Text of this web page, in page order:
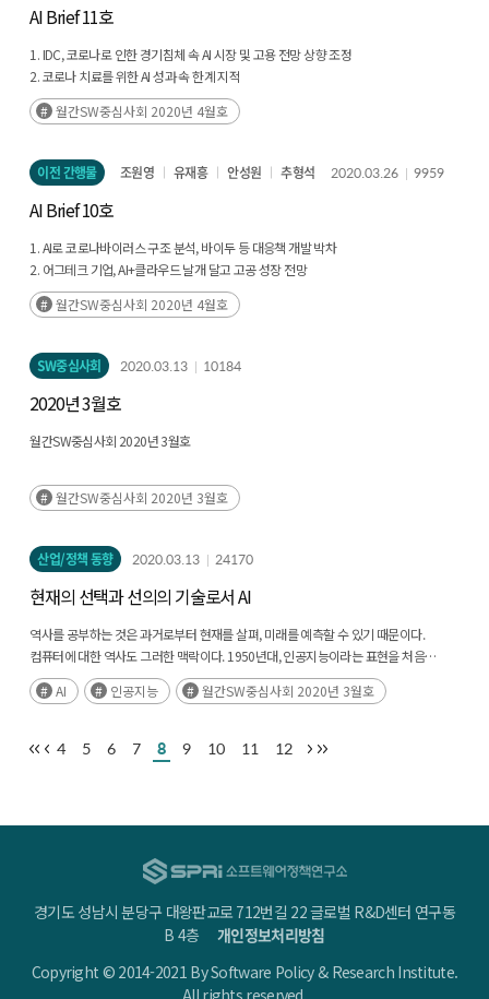
AI Brief 11호
1. IDC, 코로나로 인한 경기침체 속 AI 시장 및 고용 전망 상향 조정
2. 코로나 치료를 위한 AI 성과 속 한계 지적
3. 백악관, COVID-19 학술 정보 분석 AI 경진 대회 개최
4. 구글, AI 칩 설계에 AI 활용 시도
월간SW중심사회 2020년 4월호
이전 간행물 조원영 유재흥 안성원 추형석 2020.03.26 9959
AI Brief 10호
1. AI로 코로나바이러스 구조 분석, 바이두 등 대응책 개발 박차
2. 어그테크 기업, AI+클라우드 날개 달고 고공 성장 전망
3. 딥페이크 기술을 선용(善用)하는 사례 속속 등장
4. 美 에너지부, AI for Science 보고서 발표
월간SW중심사회 2020년 4월호
SW중심사회 2020.03.13 10184
2020년 3월호
월간SW중심사회 2020년 3월호
월간SW중심사회 2020년 3월호
산업/정책 동향 2020.03.13 24170
현재의 선택과 선의의 기술로서 AI
역사를 공부하는 것은 과거로부터 현재를 살펴, 미래를 예측할 수 있기 때문이다.
컴퓨터에 대한 역사도 그러한 맥락이다. 1950년대, 인공지능이라는 표현을 처음
사용한 이래, 인공지능의 성장은 기술 투자가 있었기 때문에 가능했다.(후략)
AI 인공지능 월간SW중심사회 2020년 3월호
4 5 6 7 8 9 10 11 12
경기도 성남시 분당구 대왕판교로 712번길 22 글로벌 R&D센터 연구동
B 4층개인정보처리방침
Copyright © 2014-2021 By Software Policy & Research Institute.
All rights reserved.